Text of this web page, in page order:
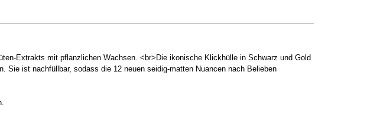
Extrakts mit pflanzlichen Wachsen. <br>Die ikonische Klickhülle in Schwarz und Gold
Sie ist nachfüllbar, sodass die 12 neuen seidig-matten Nuancen nach Belieben